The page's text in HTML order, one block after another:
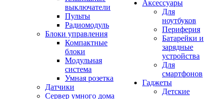
выключатели
Пульты
Радиомодуль
Блоки управления
Компактные
блоки
Модульная
система
Умная розетка
Датчики
Сервер умного дома
Аксессуары
Для
ноутбуков
Периферия
Батарейки и
зарядные
устройства
Для
смартфонов
Гаджеты
Детские